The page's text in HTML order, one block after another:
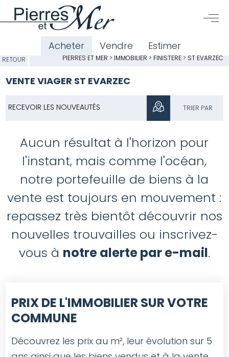
Acheter Vendre Estimer
RETOUR PIERRES ET MER > IMMOBILIER > FINISTÈRE> ST EVARZEC
VENTE VIAGER ST EVARZEC
TRIER PAR
RECEVOIR LES NOUVEAUTÉS
Aucun résultat à l'horizon pour
l'instant, mais comme l'océan,
notre portefeuille de biens à la
vente est toujours en mouvement :
repassez très bientôt découvrir nos
nouvelles trouvailles ou inscrivez-
vous à notre alerte par e-mail.
PRIX DE L'IMMOBILIER SUR VOTRE
COMMUNE
Découvrez les prix au m², leur évolution sur 5